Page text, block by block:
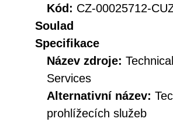
Kód: CZ-00025712-
Soulad
Specifikace
Název zdroje:
Services
Alternativní název:
prohlížecích služeb